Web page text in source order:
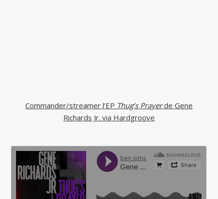
Commander/streamer l’EP Thug’s Prayerde Gene
Richards Jr. via Hardgroove